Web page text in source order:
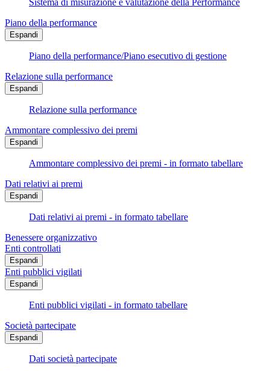
Sistema di misurazione e valutazione della Performance
Piano della performance
Espandi
Piano della performance/Piano esecutivo di gestione
Relazione sulla performance
Espandi
Relazione sulla performance
Ammontare complessivo dei premi
Espandi
Ammontare complessivo dei premi - in formato tabellare
Dati relativi ai premi
Espandi
Dati relativi ai premi - in formato tabellare
Benessere organizzativo
Enti controllati
Espandi
Enti pubblici vigilati
Espandi
Enti pubblici vigilati - in formato tabellare
Società partecipate
Espandi
Dati società partecipate